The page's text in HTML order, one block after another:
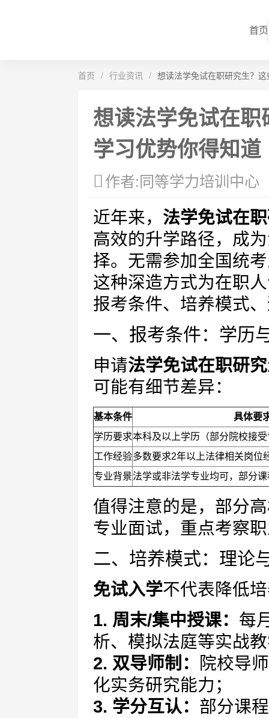
首页
首页 / 行业资讯 / 想读法学免试在职研究生？
想读法学免试在
学习优势你得知道
作者:同等学力培训中心
近年来， 法学免试在
高效的升学路径，成
择。无需参加全国统
这种深造方式为在职
报考条件、培养模式
一、报考条件：学历
申请法学免试在职研
可能有细节差异：
基本条件
具体要
学历要求本科及以上学历（部分院校接
工作经验多数要求2年以上法律相关岗位
专业背景法学或非法学专业均可，部分
值得注意的是，部分
专业面试，重点考察
二、培养模式：理论
免试入学不代表降低
1. 周末/集中授课： 每
析、模拟法庭等实战
2. 双导师制：
院校导
化实务研究能力；
3. 学分互认： 部分课